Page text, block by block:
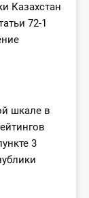
Казахстан
72-1
шкале в
3